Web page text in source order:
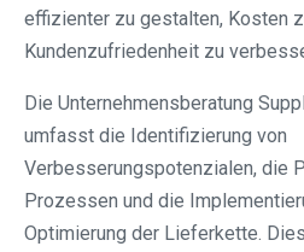
effizienter zu gestalten, Kosten
Kundenzufriedenheit zu
Die Unternehmensberatung
umfasst die Identifizierung von
Verbesserungspotenzialen, die
Prozessen und die
Optimierung der Lieferkette.